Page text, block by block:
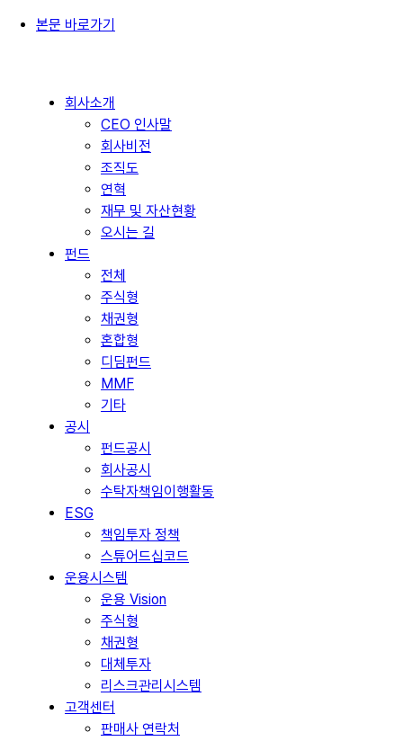
본문 바로가기
회사소개
CEO 인사말
회사비전
조직도
연혁
재무 및 자산현황
오시는 길
펀드
전체
주식형
채권형
혼합형
디딤펀드
MMF
기타
공시
펀드공시
회사공시
수탁자책임이행활동
ESG
책임투자 정책
스튜어드십코드
운용시스템
운용 Vision
주식형
채권형
대체투자
리스크관리시스템
고객센터
판매사 연락처